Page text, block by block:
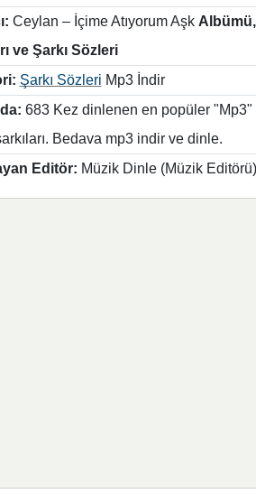
Ceylan – İçime Atıyorum Aşk Albümü,
ve Şarkı Sözleri
Şarkı Sözleri Mp3 İndir
683 Kez dinlenen en popüler "Mp3"
Bedava mp3 indir ve dinle.
Editör: Müzik Dinle (Müzik Editörü)